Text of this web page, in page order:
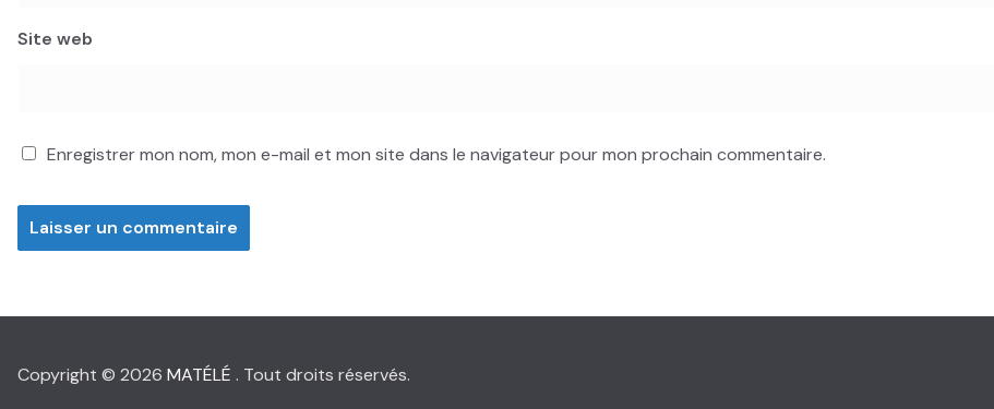
Site web
Enregistrer mon nom, mon e-mail et mon site dans le navigateur pour mon prochain commentaire.
Copyright © 2026 MATÉLÉ . Tout droits réservés.